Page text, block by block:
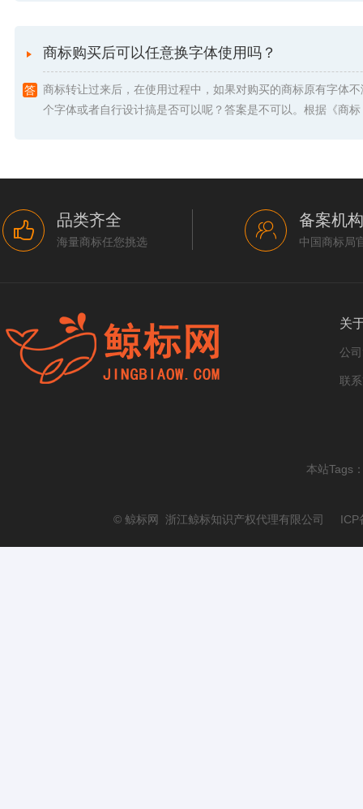
商标购买后可以任意换字体使用吗？
商标转让过来后，在使用过程中，如果对购买的商标原有字体
个字体或者自行设计搞是否可以呢？答案是不可以。根据《商
品类齐全
海量商标任您挑选
备案机构
中国商标局
关
公
联
本站Tags
© 鲸标网 浙江鲸标知识产权代理有限公司 ICP